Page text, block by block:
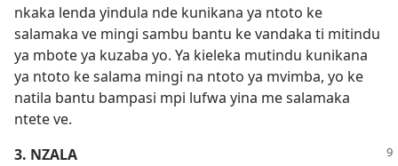
nkaka lenda yindula nde kunikana ya ntoto ke
salamaka ve mingi sambu bantu ke vandaka ti mitindu
ya mbote ya kuzaba yo. Ya kieleka mutindu kunikana
ya ntoto ke salama mingi na ntoto ya mvimba, yo ke
natila bantu bampasi mpi lufwa yina me salamaka
ntete ve.
3. NZALA